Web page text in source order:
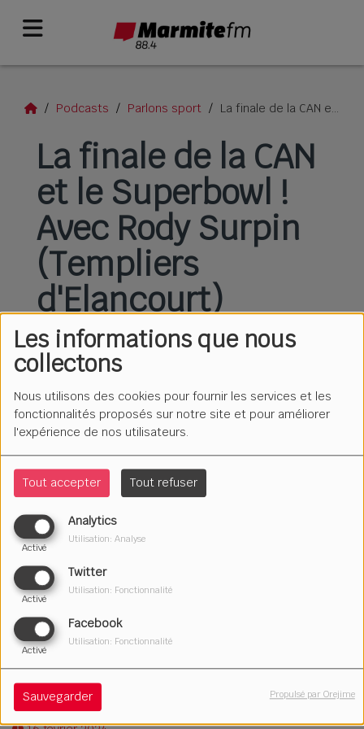
Les informations que nous
collectons
Nous utilisons des cookies pour fournir les services et les
fonctionnalités proposés sur notre site et pour améliorer
l'expérience de nos utilisateurs.
Tout accepter Tout refuser
Analytics
Activé
Utilisation: Analyse
Twitter
Activé
Utilisation: Fonctionnalité
Facebook
Activé
Utilisation: Fonctionnalité
Sauvegarder Propulsé par Orejime
Podcasts Parlons sport La finale de la CAN et le Superbowl ! Avec Rody Surpin (Templiers d'Elancourt)
La finale de la CAN
et le Superbowl !
Avec Rody Surpin
(Templiers
d'Elancourt)